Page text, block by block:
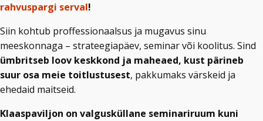
rahvuspargi serval!
Siin kohtub proffessionaalsus ja mugavus sinu
meeskonnaga – strateegiapäev, seminar või koolitus. Sind
ümbritseb loov keskkond ja maheaed, kust pärineb
suur osa meie toitlustusest, pakkumaks värskeid ja
ehedaid maitseid.
Klaaspaviljon on valgusküllane seminariruum kuni